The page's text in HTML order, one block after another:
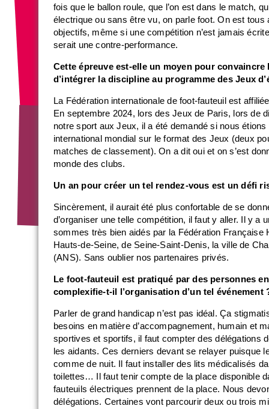
fois que le ballon roule, que l’on est dans le match,
électrique ou sans être vu, on parle foot. On est
objectifs, même si une compétition n’est jamais
serait une contre-performance.
Cette épreuve est-elle un moyen pour
d’intégrer la discipline au programme des Jeux
La Fédération internationale de foot-fauteuil est
En septembre 2024, lors des Jeux de Paris, lors de
notre sport aux Jeux, il a été demandé si nous
international mondial sur le format des Jeux (deux
matches de classement). On a dit oui et on s’est
monde des clubs.
Un an pour créer un tel rendez-vous est un défi
Sincèrement, il aurait été plus confortable de se
d’organiser une telle compétition, il faut y aller. Il y a
sommes très bien aidés par la Fédération
Hauts-de-Seine, de Seine-Saint-Denis, la ville de
(ANS). Sans oublier nos partenaires privés.
Le foot-fauteuil est pratiqué par des personnes
complexifie-t-il l’organisation d’un tel événement
Parler de grand handicap n’est pas idéal. Ça
besoins en matière d’accompagnement, humain et
sportives et sportifs, il faut compter des délégations
les aidants. Ces derniers devant se relayer puisque
comme de nuit. Il faut installer des lits médicalisés
toilettes… Il faut tenir compte de la place disponible
fauteuils électriques prennent de la place. Nous
délégations. Certaines vont parcourir deux ou trois